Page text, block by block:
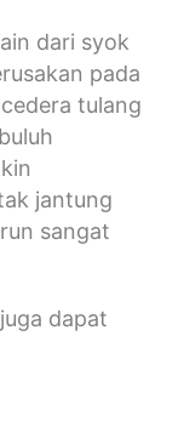
dari syok
pada
tulang
jantung
sangat
dapat